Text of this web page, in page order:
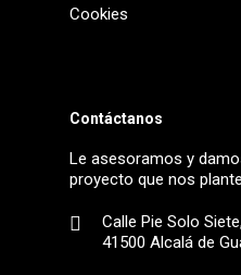
Cookies
Contáctanos
Le asesoramos y
proyecto que nos
Calle Pie Solo
41500 Alcalá de